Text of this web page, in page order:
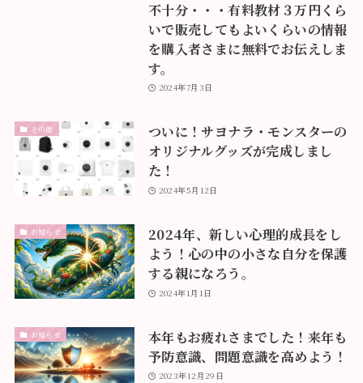
不十分・・・有料教材３万円くら
いで販売してもよいくらいの情報
を購入者さまに無料でお伝えしま
す。
2024年7月3日
その他
ついに！サヨナラ・モンスターの
オリジナルグッズが完成しまし
た！
2024年5月12日
お知らせ
2024年、新しい心理的成長をし
よう！心の中の小さな自分を保護
する親になろう。
2024年1月1日
お知らせ
本年もお疲れさまでした！来年も
予防意識、問題意識を高めよう！
2023年12月29日